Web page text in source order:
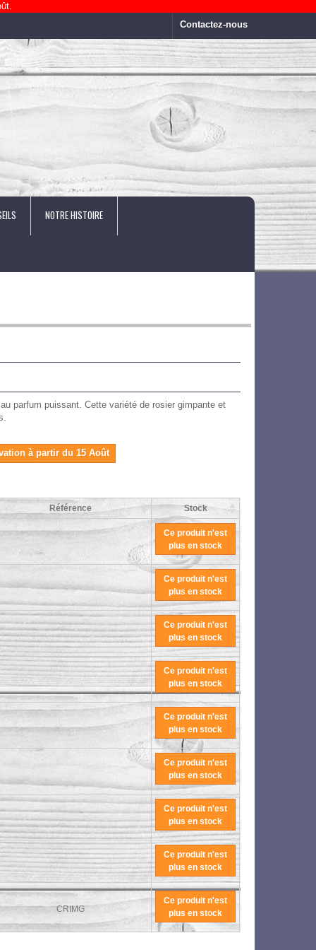
Contactez-nous
NOTRE HISTOIRE
parfum puissant. Cette variété de rosier gimpante et
à partir du 15 Août
Référence Stock
Ce produit n'est
plus en stock
Ce produit n'est
plus en stock
Ce produit n'est
plus en stock
Ce produit n'est
plus en stock
Ce produit n'est
plus en stock
Ce produit n'est
plus en stock
Ce produit n'est
plus en stock
Ce produit n'est
plus en stock
CRIMG
Ce produit n'est
plus en stock